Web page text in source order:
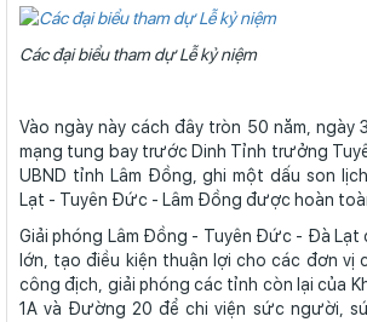
Các đại biểu tham dự Lễ kỷ niệm
Vào ngày này cách đây tròn 50 năm, ngày
mạng tung bay trước Dinh Tỉnh trưởng
UBND tỉnh Lâm Đồng, ghi một dấu son
Lạt - Tuyên Đức - Lâm Đồng được hoàn
Giải phóng Lâm Đồng - Tuyên Đức - Đà Lạt
lớn, tạo điều kiện thuận lợi cho các đơn vị
công địch, giải phóng các tỉnh còn lại của
1A và Đường 20 để chi viện sức người,